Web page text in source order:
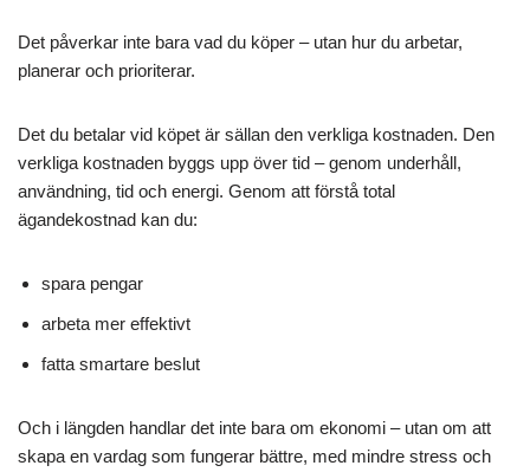
Det påverkar inte bara vad du köper – utan hur du arbetar,
planerar och prioriterar.
Det du betalar vid köpet är sällan den verkliga kostnaden. Den
verkliga kostnaden byggs upp över tid – genom underhåll,
användning, tid och energi. Genom att förstå total
ägandekostnad kan du:
spara pengar
arbeta mer effektivt
fatta smartare beslut
Och i längden handlar det inte bara om ekonomi – utan om att
skapa en vardag som fungerar bättre, med mindre stress och